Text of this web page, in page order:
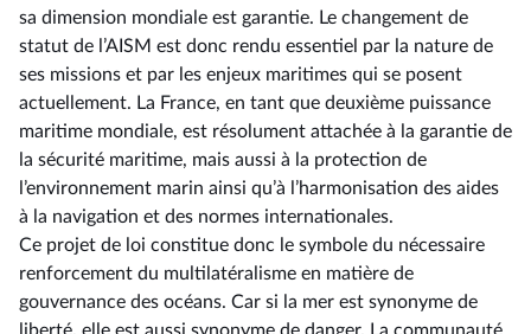
sa dimension mondiale est garantie. Le changement de
statut de l’AISM est donc rendu essentiel par la nature de
ses missions et par les enjeux maritimes qui se posent
actuellement. La France, en tant que deuxième puissance
maritime mondiale, est résolument attachée à la garantie de
la sécurité maritime, mais aussi à la protection de
l’environnement marin ainsi qu’à l’harmonisation des aides
à la navigation et des normes internationales.
Ce projet de loi constitue donc le symbole du nécessaire
renforcement du multilatéralisme en matière de
gouvernance des océans. Car si la mer est synonyme de